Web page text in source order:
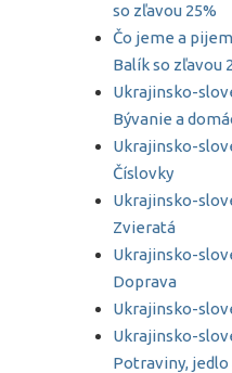
so zľavou 25%
Čo jeme a
Balík so zľavou
Ukrajinsko-
Bývanie a
Ukrajinsko-
Číslovky
Ukrajinsko-
Zvieratá
Ukrajinsko-
Doprava
Ukrajinsko-
Ukrajinsko-
Potraviny, jedlo